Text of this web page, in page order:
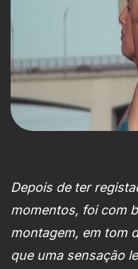
Depois de ter
momentos, foi com
montagem, em tom
que uma sensação